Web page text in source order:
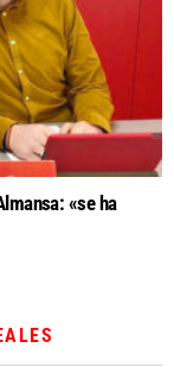
«se ha